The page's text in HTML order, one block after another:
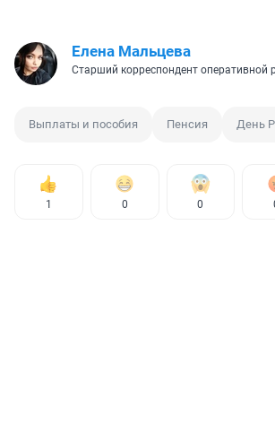
Елена Мальцева
Старший корреспондент оперативной
Выплаты и пособия Пенсия День
1 0 0